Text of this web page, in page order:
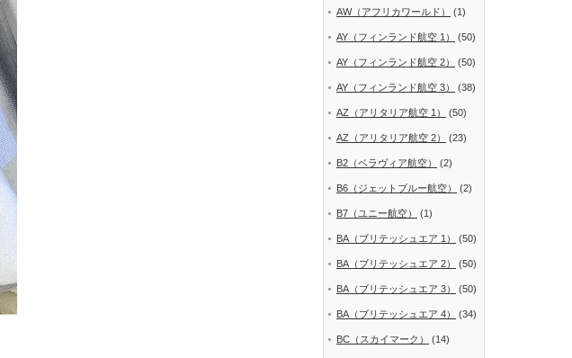
AW（アフリカワールド） (1)
AY（フィンランド航空 1） (50)
AY（フィンランド航空 2） (50)
AY（フィンランド航空 3） (38)
AZ（アリタリア航空 1） (50)
AZ（アリタリア航空 2） (23)
B2（ベラヴィア航空） (2)
B6（ジェットブルー航空） (2)
B7（ユニー航空） (1)
BA（ブリテッシュエア 1） (50)
BA（ブリテッシュエア 2） (50)
BA（ブリテッシュエア 3） (50)
BA（ブリテッシュエア 4） (34)
BC（スカイマーク） (14)